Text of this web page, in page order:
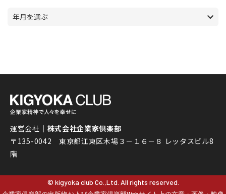
年月を選ぶ
運営会社｜ 株式会社企業家倶楽部
〒135-0042 東京都江東区木場３－１６－８ レッタスビル8
階
© kigyoka club Co.,Ltd. All rights reserved.